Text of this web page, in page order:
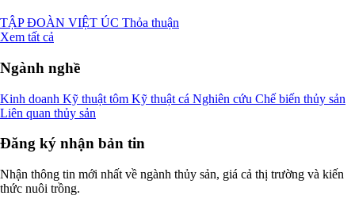
TẬP ĐOÀN VIỆT ÚC Thỏa thuận
Xem tất cả
Ngành nghề
Kinh doanh Kỹ thuật tôm Kỹ thuật cá Nghiên cứu Chế biến thủy sản
Liên quan thủy sản
Đăng ký nhận bản tin
Nhận thông tin mới nhất về ngành thủy sản, giá cả thị trường và kiến
thức nuôi trồng.